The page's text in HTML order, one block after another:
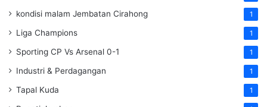
kondisi malam Jembatan Cirahong 1
Liga Champions 1
Sporting CP Vs Arsenal 0-1 1
Industri & Perdagangan 1
Tapal Kuda 1